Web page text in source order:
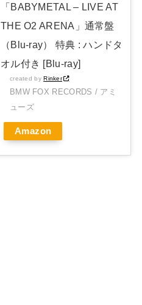
「BABYMETAL – LIVE AT
THE O2 ARENA」通常盤
（Blu-ray） 特典 : ハンドタ
オル付き [Blu-ray]
created byRinker
BMW FOX RECORDS / アミ
ューズ
Amazon